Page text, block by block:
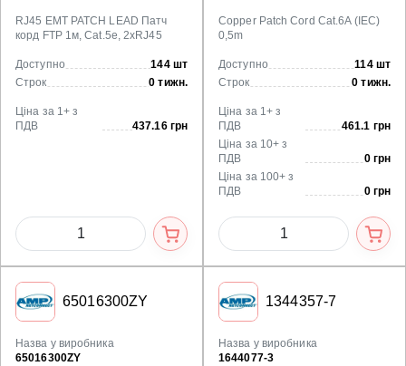
RJ45 EMT PATCH LEAD Патч
корд FTP 1м, Cat.5е, 2xRJ45
Доступно
144 шт
Строк
0 тижн.
Ціна за 1+ з
ПДВ
437.16 грн
Copper Patch Cord Cat.6A (IEC)
0,5m
Доступно
114 шт
Строк
0 тижн.
Ціна за 1+ з
ПДВ
461.1 грн
Ціна за 10+ з
ПДВ
0 грн
Ціна за 100+ з
ПДВ
0 грн
65016300ZY
Назва у виробника
65016300ZY
1344357-7
Назва у виробника
1644077-3